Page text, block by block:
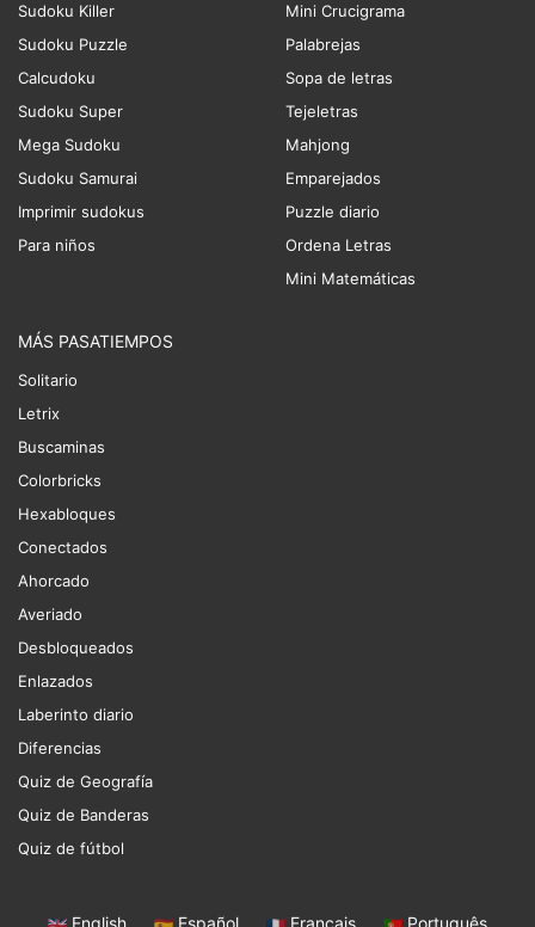
Sudoku Killer
Sudoku Puzzle
Calcudoku
Sudoku Super
Mega Sudoku
Sudoku Samurai
Imprimir sudokus
Para niños
Mini Crucigrama
Palabrejas
Sopa de letras
Tejeletras
Mahjong
Emparejados
Puzzle diario
Ordena Letras
Mini Matemáticas
MÁS PASATIEMPOS
Solitario
Letrix
Buscaminas
Colorbricks
Hexabloques
Conectados
Ahorcado
Averiado
Desbloqueados
Enlazados
Laberinto diario
Diferencias
Quiz de Geografía
Quiz de Banderas
Quiz de fútbol